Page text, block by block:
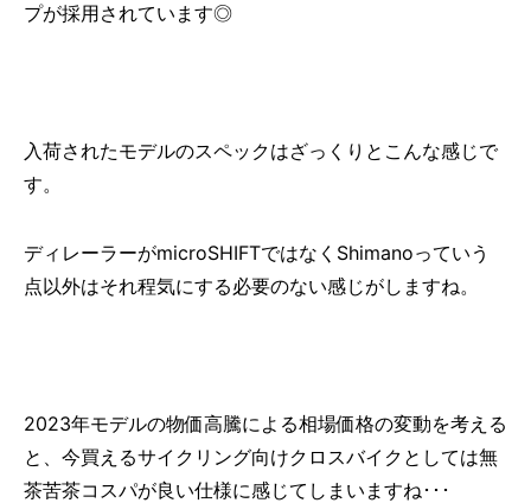
プが採用されています◎
入荷されたモデルのスペックはざっくりとこんな感じで
す。
ディレーラーがmicroSHIFTではなくShimanoっていう
点以外はそれ程気にする必要のない感じがしますね。
2023年モデルの物価高騰による相場価格の変動を考える
と、今買えるサイクリング向けクロスバイクとしては無
茶苦茶コスパが良い仕様に感じてしまいますね･･･